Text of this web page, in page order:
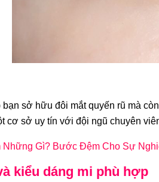
sở hữu đôi mắt quyến rũ mà
cơ sở uy tín với đội ngũ chuyên
Những Gì? Bước Đệm Cho Sự
kiểu dáng mi phù hợp